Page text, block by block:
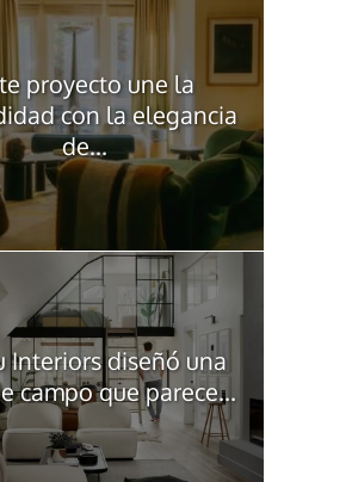
proyecto une la
con la elegancia
de...
Interiors diseñó una
campo que parece...